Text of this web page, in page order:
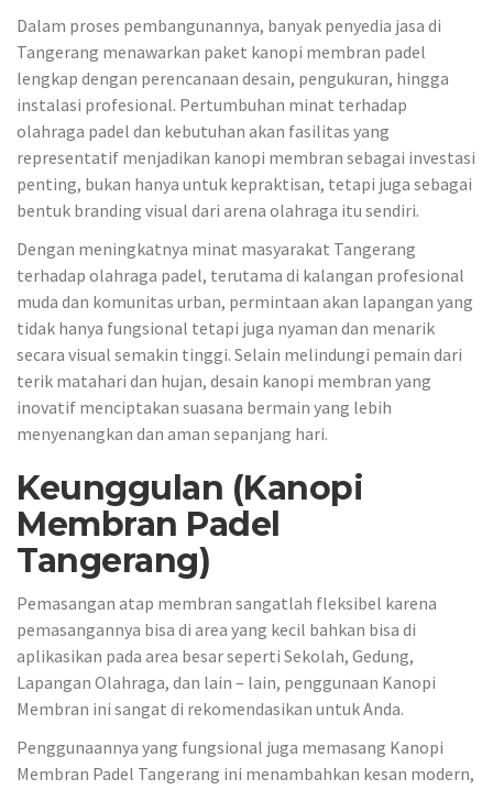
Dalam proses pembangunannya, banyak penyedia jasa di
Tangerang menawarkan paket kanopi membran padel
lengkap dengan perencanaan desain, pengukuran, hingga
instalasi profesional. Pertumbuhan minat terhadap
olahraga padel dan kebutuhan akan fasilitas yang
representatif menjadikan kanopi membran sebagai investasi
penting, bukan hanya untuk kepraktisan, tetapi juga sebagai
bentuk branding visual dari arena olahraga itu sendiri.
Dengan meningkatnya minat masyarakat Tangerang
terhadap olahraga padel, terutama di kalangan profesional
muda dan komunitas urban, permintaan akan lapangan yang
tidak hanya fungsional tetapi juga nyaman dan menarik
secara visual semakin tinggi. Selain melindungi pemain dari
terik matahari dan hujan, desain kanopi membran yang
inovatif menciptakan suasana bermain yang lebih
menyenangkan dan aman sepanjang hari.
Keunggulan (Kanopi
Membran Padel
Tangerang)
Pemasangan atap membran sangatlah fleksibel karena
pemasangannya bisa di area yang kecil bahkan bisa di
aplikasikan pada area besar seperti Sekolah, Gedung,
Lapangan Olahraga, dan lain – lain, penggunaan Kanopi
Membran ini sangat di rekomendasikan untuk Anda.
Penggunaannya yang fungsional juga memasang Kanopi
Membran Padel Tangerang ini menambahkan kesan modern,